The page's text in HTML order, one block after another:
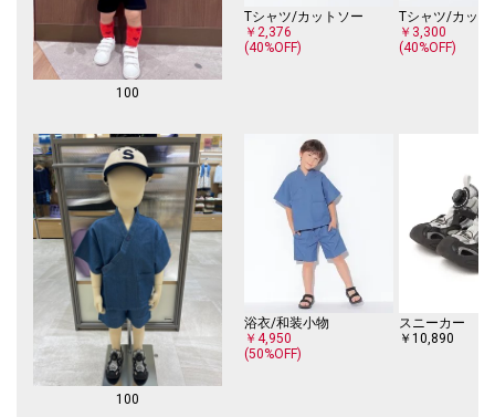
100
Tシャツ/カットソー
￥2,376
(40%OFF)
Tシャツ/カット
￥3,300
(40%OFF)
100
浴衣/和装小物
￥4,950
(50%OFF)
スニーカー
￥10,890